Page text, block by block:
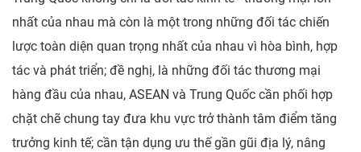
nhất của nhau mà còn là một trong những đối tác chiến
lược toàn diện quan trọng nhất của nhau vì hòa bình, hợp
tác và phát triển; đề nghị, là những đối tác thương mại
hàng đầu của nhau, ASEAN và Trung Quốc cần phối hợp
chặt chẽ chung tay đưa khu vực trở thành tâm điểm tăng
trưởng kinh tế; cần tận dụng ưu thế gần gũi địa lý, nâng